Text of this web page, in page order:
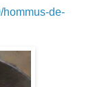
hommus-de-